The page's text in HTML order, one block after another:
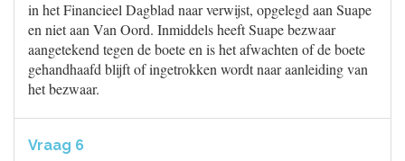
in het Financieel Dagblad naar verwijst, opgelegd aan Suape
en niet aan Van Oord. Inmiddels heeft Suape bezwaar
aangetekend tegen de boete en is het afwachten of de boete
gehandhaafd blijft of ingetrokken wordt naar aanleiding van
het bezwaar.
Vraag 6